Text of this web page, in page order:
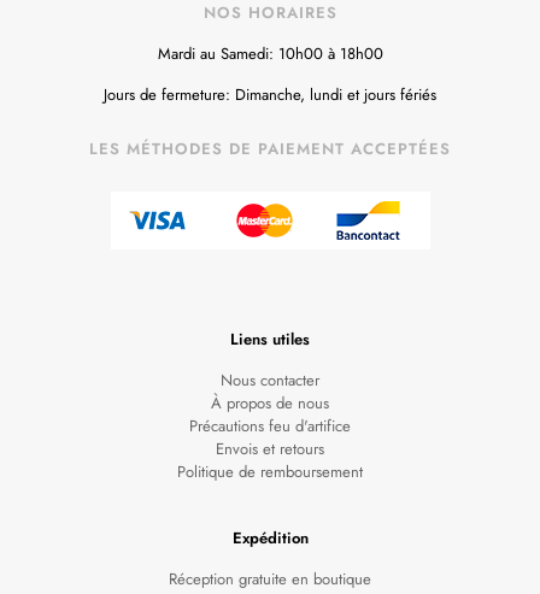
NOS HORAIRES
Mardi au Samedi: 10h00 à 18h00
Jours de fermeture: Dimanche, lundi et jours fériés
LES MÉTHODES DE PAIEMENT ACCEPTÉES
Liens utiles
Nous contacter
À propos de nous
Précautions feu d'artifice
Envois et retours
Politique de remboursement
Expédition
Réception gratuite en boutique